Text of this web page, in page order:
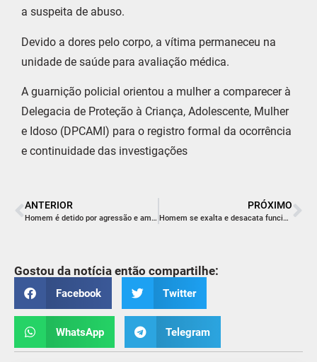
a suspeita de abuso.
Devido a dores pelo corpo, a vítima permaneceu na
unidade de saúde para avaliação médica.
A guarnição policial orientou a mulher a comparecer à
Delegacia de Proteção à Criança, Adolescente, Mulher
e Idoso (DPCAMI) para o registro formal da ocorrência
e continuidade das investigações
ANTERIOR
Homem é detido por agressão e ameaça contra companheira em Balneário Rincão
PRÓXIMO
Homem se exalta e desacata funcionário em unidade de saúde de Criciúma
Gostou da notícia então compartilhe:
Facebook Twitter
WhatsApp Telegram